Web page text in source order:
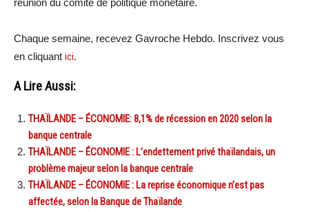
réunion du comité de politique monétaire.
Chaque semaine, recevez Gavroche Hebdo. Inscrivez vous
en cliquant ici.
A Lire Aussi:
THAÏLANDE – ÉCONOMIE: 8,1% de récession en 2020 selon la
banque centrale
THAÏLANDE – ÉCONOMIE : L’endettement privé thaïlandais, un
problème majeur selon la banque centrale
THAÏLANDE – ÉCONOMIE : La reprise économique n’est pas
affectée, selon la Banque de Thaïlande